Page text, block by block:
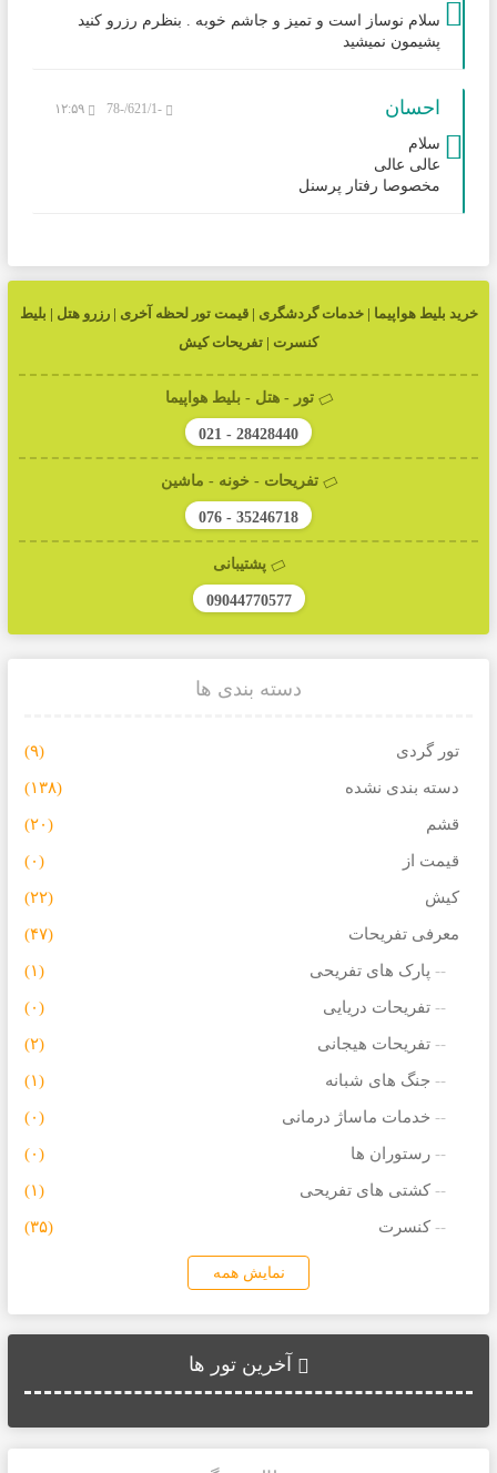
سلام نوساز است و تمیز و جاشم خوبه . بنظرم رزرو کنید
پشیمون نمیشید
احسان -621/1/-78
سلام
عالی عالی
مخصوصا رفتار پرسنل
خرید بلیط هواپیما | خدمات گردشگری | قیمت تور لحظه آخری | رزرو هتل | بلیط
کنسرت | تفریحات کیش
تور - هتل - بلیط هواپیما
021 - 28428440
تفریحات - خونه - ماشین
076 - 35246718
پشتیبانی
09044770577
دسته بندی ها
تور گردی (۹)
دسته بندی نشده (۱۳۸)
قشم (۲۰)
قیمت از (۰)
کیش (۲۲)
معرفی تفریحات (۴۷)
پارک های تفریحی (۱)
تفریحات دریایی (۰)
تفریحات هیجانی (۲)
جنگ های شبانه (۱)
خدمات ماساژ درمانی (۰)
رستوران ها (۰)
کشتی های تفریحی (۱)
کنسرت (۳۵)
نمایش همه
آخرین تور ها